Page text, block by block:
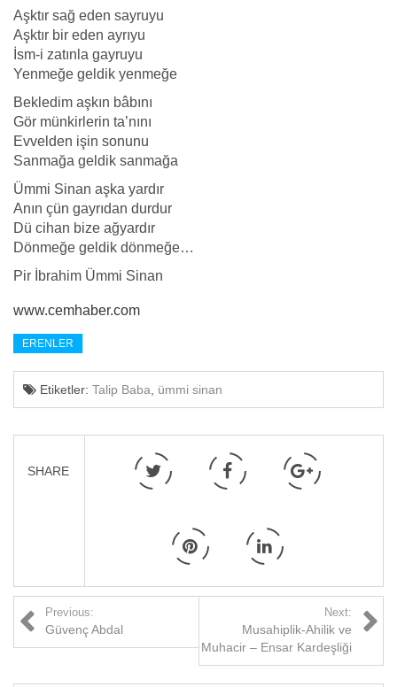
Aşktır sağ eden sayruyu
Aşktır bir eden ayrıyu
İsm-i zatınla gayruyu
Yenmeğe geldik yenmeğe
Bekledim aşkın bâbını
Gör münkirlerin ta’nını
Evvelden işin sonunu
Sanmağa geldik sanmağa
Ümmi Sinan aşka yardır
Anın çün gayrıdan durdur
Dü cihan bize ağyardır
Dönmeğe geldik dönmeğe…
Pir İbrahim Ümmi Sinan
www.cemhaber.com
ERENLER
Etiketler: Talip Baba ümmi sinan
SHARE
Previous:
Güvenç Abdal
Next:
Musahiplik-Ahilik ve
Muhacir – Ensar Kardeşliği